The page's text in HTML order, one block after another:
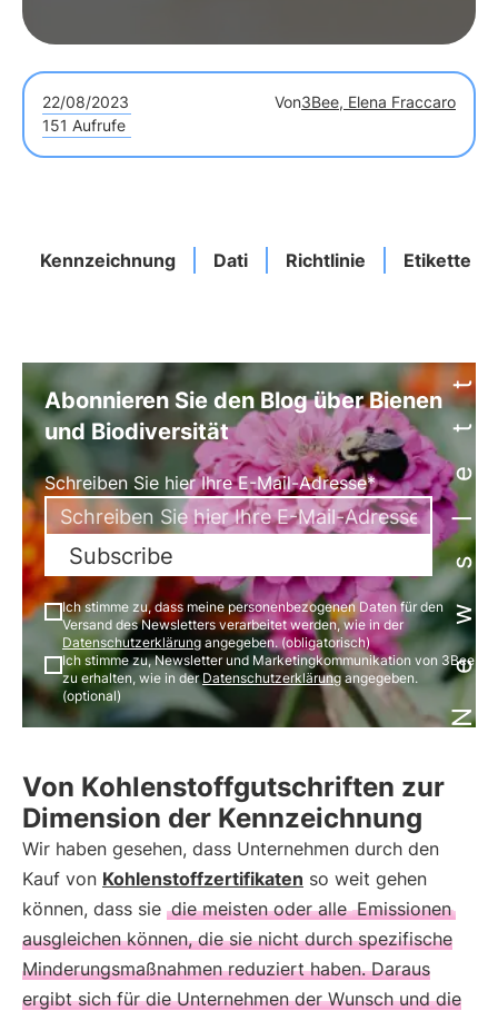
22/08/2023 Von3Bee, Elena Fraccaro
151 Aufrufe
Kennzeichnung Dati Richtlinie Etiketten
Newsletter
Abonnieren Sie den Blog über Bienen
und Biodiversität
Schreiben Sie hier Ihre E-Mail-Adresse*
Subscribe
Ich stimme zu, dass meine personenbezogenen Daten für den
Versand des Newsletters verarbeitet werden, wie in der
Datenschutzerklärung angegeben. (obligatorisch)
Ich stimme zu, Newsletter und Marketingkommunikation von 3Bee
zu erhalten, wie in derDatenschutzerklärungangegeben.
(optional)
Von Kohlenstoffgutschriften zur
Dimension der Kennzeichnung
Wir haben gesehen, dass Unternehmen durch den
Kauf von Kohlenstoffzertifikaten so weit gehen
können, dass sie die meisten oder alle Emissionen
ausgleichen können, die sie nicht durch spezifische
Minderungsmaßnahmen reduziert haben. Daraus
ergibt sich für die Unternehmen der Wunsch und die